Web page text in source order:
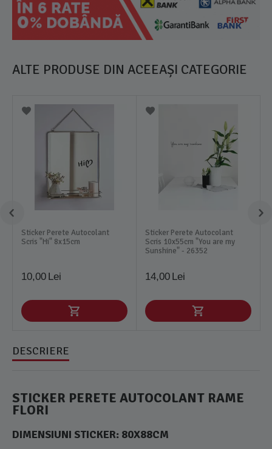
ALTE PRODUSE DIN ACEEAȘI CATEGORIE
Sticker Perete Autocolant
Scris "Hi" 8x15cm
10,00 Lei
Sticker Perete Autocolant
Scris 10x55cm "You are my
Sunshine" - 26352
14,00 Lei
DESCRIERE
STICKER PERETE AUTOCOLANT RAME
FLORI
DIMENSIUNI STICKER: 80X88CM